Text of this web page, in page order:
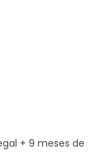
+ 9 meses de